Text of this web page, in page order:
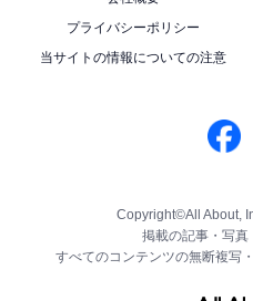
プライバシーポリシー
当サイトの情報についての注意
Copyright©All About,
掲載の記事・写真
すべてのコンテンツの無断複写